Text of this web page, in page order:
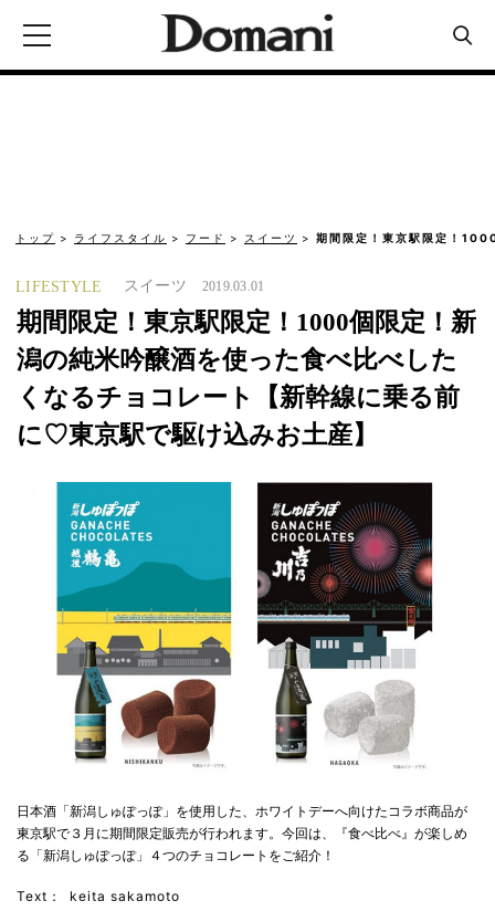
トップ ライフスタイル フード スイーツ 期間限定！東京駅限定！
LIFESTYLE スイーツ 2019.03.01
期間限定！東京駅限定！1000個限定！新
潟の純米吟醸酒を使った食べ比べした
くなるチョコレート【新幹線に乗る前
に♡東京駅で駆け込みお土産】
日本酒「新潟しゅぽっぽ」を使用した、ホワイトデーへ向けたコラボ商品が
東京駅で３月に期間限定販売が行われます。今回は、『食べ比べ』が楽しめ
る「新潟しゅぽっぽ」４つのチョコレートをご紹介！
Text： keita sakamoto